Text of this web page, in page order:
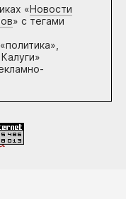
«Новости
» с тегами